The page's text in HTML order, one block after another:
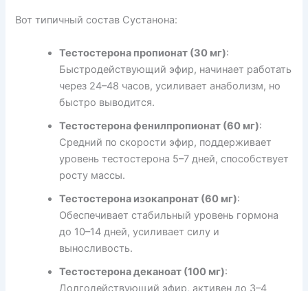
Вот типичный состав Сустанона:
Тестостерона пропионат (30 мг):
Быстродействующий эфир, начинает работать
через 24–48 часов, усиливает анаболизм, но
быстро выводится.
Тестостерона фенилпропионат (60 мг):
Средний по скорости эфир, поддерживает
уровень тестостерона 5–7 дней, способствует
росту массы.
Тестостерона изокапронат (60 мг):
Обеспечивает стабильный уровень гормона
до 10–14 дней, усиливает силу и
выносливость.
Тестостерона деканоат (100 мг):
Долгодействующий эфир, активен до 3–4